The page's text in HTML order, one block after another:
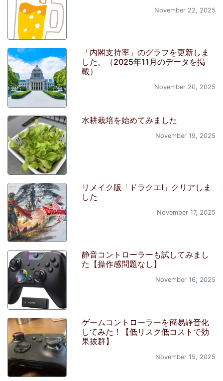
November 22, 2025
「内閣支持率」のグラフを更新しま
した。（2025年11月のデータを掲
載）
November 20, 2025
水耕栽培を始めてみました
November 19, 2025
リメイク版「ドラクエI」クリアしま
した
November 17, 2025
静音コントローラーも試してみまし
た【操作感問題なし】
November 16, 2025
ゲームコントローラーを簡易静音化
してみた！【低リスク低コストで効
果抜群】
November 15, 2025